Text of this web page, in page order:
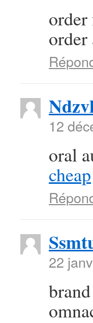
12
oral
cheap
22